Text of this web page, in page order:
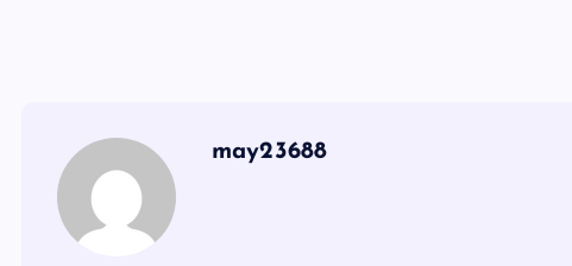
may23688